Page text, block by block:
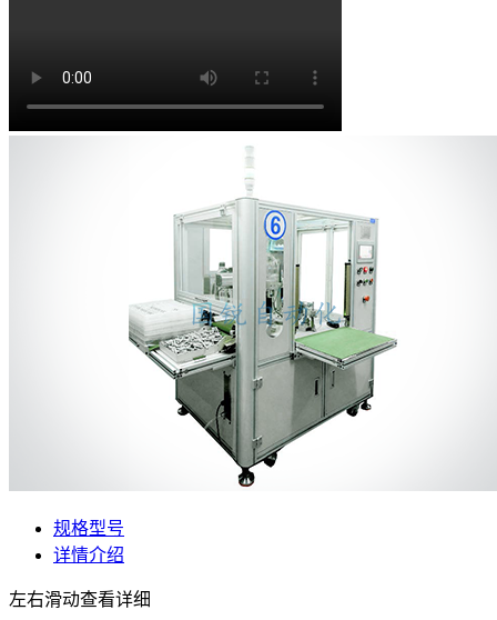
规格型号
详情介绍
左右滑动查看详细